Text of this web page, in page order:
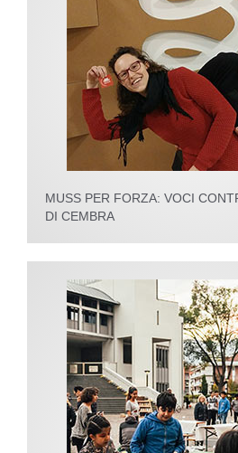
MUSS PER FORZA: VOCI
DI CEMBRA